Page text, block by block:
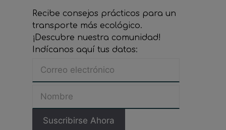
Recibe consejos prácticos para un
transporte más ecológico.
¡Descubre nuestra comunidad!
Indícanos aquí tus datos: